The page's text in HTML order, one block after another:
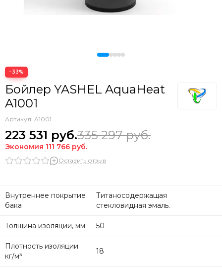
−33%
Бойлер YASHEL AquaHeat
A1001
Артикул: A1001
223 531 руб.335 297руб.
Экономия 111 766 руб.
Оставить отзыв
Внутреннее покрытие
бака
Титаносодержащая
стекловидная эмаль.
Толщина изоляции, мм 50
Плотность изоляции
кг/м³
18